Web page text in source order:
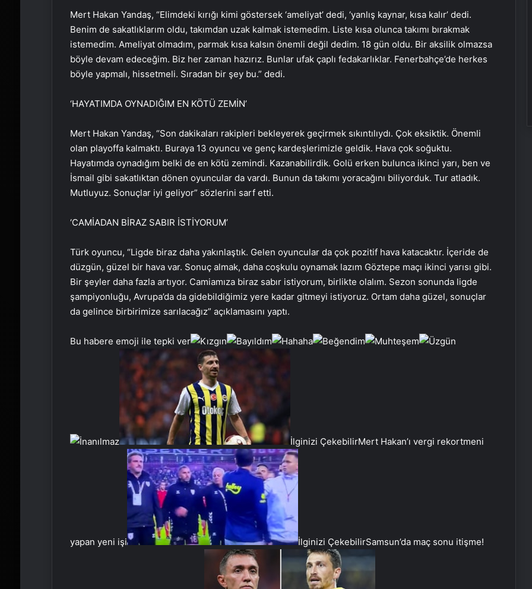
Mert Hakan Yandaş, “Elimdeki kırığı kimi göstersek ‘ameliyat’ dedi, ‘yanlış kaynar, kısa kalır’ dedi.
Benim de sakatlıklarım oldu, takımdan uzak kalmak istemedim. Liste kısa olunca takımı bırakmak
istemedim. Ameliyat olmadım, parmak kısa kalsın önemli değil dedim. 18 gün oldu. Bir aksilik olmazsa
böyle devam edeceğim. Biz her zaman hazırız. Bunlar ufak çaplı fedakarlıklar. Fenerbahçe’de herkes
böyle yapmalı, hissetmeli. Sıradan bir şey bu.” dedi.
‘HAYATIMDA OYNADIĞIM EN KÖTÜ ZEMİN’
Mert Hakan Yandaş, “Son dakikaları rakipleri bekleyerek geçirmek sıkıntılıydı. Çok eksiktik. Önemli
olan playoffa kalmaktı. Buraya 13 oyuncu ve genç kardeşlerimizle geldik. Hava çok soğuktu.
Hayatımda oynadığım belki de en kötü zemindi. Kazanabilirdik. Golü erken bulunca ikinci yarı, ben ve
İsmail gibi sakatlıktan dönen oyuncular da vardı. Bunun da takımı yoracağını biliyorduk. Tur atladık.
Mutluyuz. Sonuçlar iyi geliyor” sözlerini sarf etti.
‘CAMİADAN BİRAZ SABIR İSTİYORUM’
Türk oyuncu, “Ligde biraz daha yakınlaştık. Gelen oyuncular da çok pozitif hava katacaktır. İçeride de
düzgün, güzel bir hava var. Sonuç almak, daha coşkulu oynamak lazım Göztepe maçı ikinci yarısı gibi.
Bir şeyler daha fazla artıyor. Camiamıza biraz sabır istiyorum, birlikte olalım. Sezon sonunda ligde
şampiyonluğu, Avrupa’da da gidebildiğimiz yere kadar gitmeyi istiyoruz. Ortam daha güzel, sonuçlar
da gelince birbirimize sarılacağız” açıklamasını yaptı.
Bu habere emoji ile tepki ver
İlginizi ÇekebilirMert Hakan’ı vergi rekortmeni
yapan yeni işi İlginizi ÇekebilirSamsun’da maç sonu itişme!